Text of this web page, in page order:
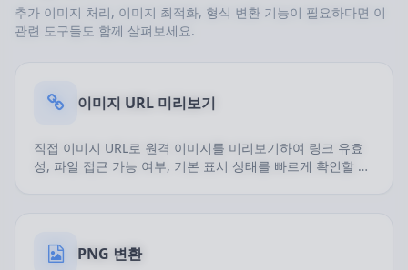
추가 이미지 처리, 이미지 최적화, 형식 변환 기능이 필요하다면 이
관련 도구들도 함께 살펴보세요.
이미지 URL 미리보기
직접 이미지 URL로 원격 이미지를 미리보기하여 링크 유효
성, 파일 접근 가능 여부, 기본 표시 상태를 빠르게 확인할 수
PNG 변환